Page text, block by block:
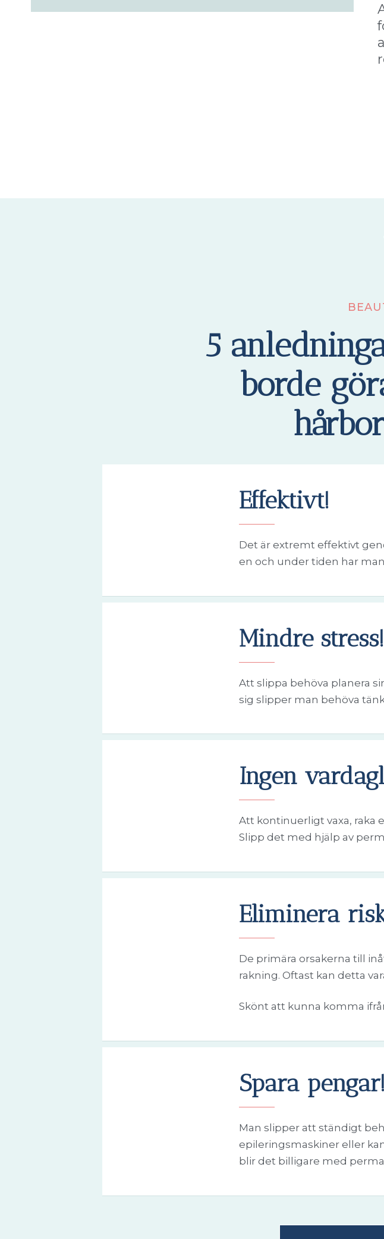
5
borde
Effektivt!
Det är extremt effektivt
en och under tiden har
Mindre stress!
Att slippa behöva planera
sig slipper man behöva
Ingen
Att kontinuerligt vaxa, raka
Slipp det med hjälp av
Eliminera
De primära orsakerna till
rakning. Oftast kan detta
Skönt att kunna komma
Spara pengar!
Man slipper att ständigt
epileringsmaskiner eller
blir det billigare med